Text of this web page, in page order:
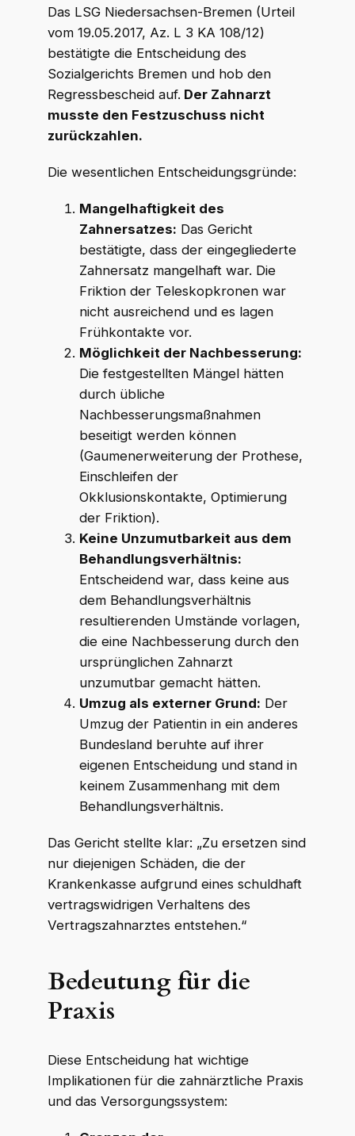
WKR Rechtsanwälte
Online · echte Anwälte, kein Callcenter
Das LSG Niedersachsen-Bremen (Urteil
vom 19.05.2017, Az. L 3 KA 108/12)
bestätigte die Entscheidung des
Sozialgerichts Bremen und hob den
Regressbescheid auf. Der Zahnarzt
musste den Festzuschuss nicht
zurückzahlen.
Die wesentlichen Entscheidungsgründe:
Mangelhaftigkeit des
Zahnersatzes: Das Gericht
bestätigte, dass der eingegliederte
Zahnersatz mangelhaft war. Die
Friktion der Teleskopkronen war
nicht ausreichend und es lagen
Frühkontakte vor.
Möglichkeit der Nachbesserung:
Die festgestellten Mängel hätten
durch übliche
Nachbesserungsmaßnahmen
beseitigt werden können
(Gaumenerweiterung der Prothese,
Einschleifen der
Okklusionskontakte, Optimierung
der Friktion).
Keine Unzumutbarkeit aus dem
Behandlungsverhältnis:
Entscheidend war, dass keine aus
dem Behandlungsverhältnis
resultierenden Umstände vorlagen,
die eine Nachbesserung durch den
ursprünglichen Zahnarzt
unzumutbar gemacht hätten.
Umzug als externer Grund: Der
Umzug der Patientin in ein anderes
Bundesland beruhte auf ihrer
eigenen Entscheidung und stand in
keinem Zusammenhang mit dem
Behandlungsverhältnis.
Das Gericht stellte klar: „Zu ersetzen sind
nur diejenigen Schäden, die der
Krankenkasse aufgrund eines schuldhaft
vertragswidrigen Verhaltens des
Vertragszahnarztes entstehen.“
Bedeutung für die
Praxis
Diese Entscheidung hat wichtige
Implikationen für die zahnärztliche Praxis
und das Versorgungssystem: